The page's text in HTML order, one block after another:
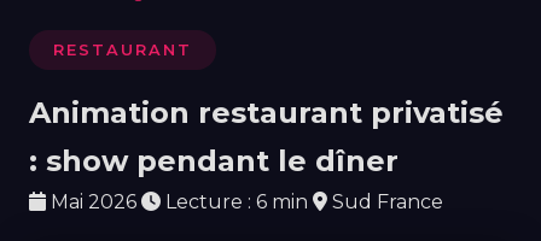
RESTAURANT
Animation restaurant privatisé
: show pendant le dîner
Mai 2026 Lecture : 6 min Sud France